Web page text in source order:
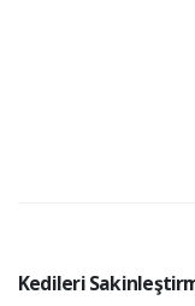
Kedileri